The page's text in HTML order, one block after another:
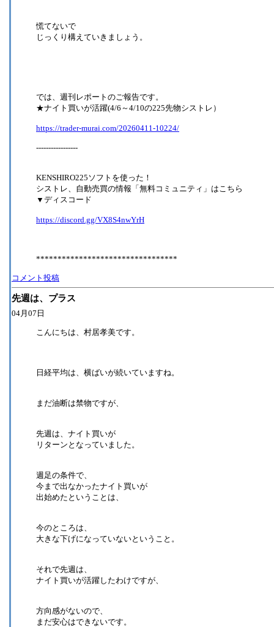
慌てないで
じっくり構えていきましょう。
では、週刊レポートのご報告です。
★ナイト買いが活躍(4/6～4/10の225先物シストレ）
https://trader-murai.com/20260411-10224/
-----------------
KENSHIRO225ソフトを使った！
シストレ、自動売買の情報「無料コミュニティ」はこちら
▼ディスコード
https://discord.gg/VX8S4nwYrH
*********************************
コメント投稿
先週は、プラス
04月07日
こんにちは、村居孝美です。
日経平均は、横ばいが続いていますね。
まだ油断は禁物ですが、
先週は、ナイト買いが
リターンとなっていました。
週足の条件で、
今まで出なかったナイト買いが
出始めたということは、
今のところは、
大きな下げになっていないということ。
それで先週は、
ナイト買いが活躍したわけですが、
方向感がないので、
まだ安心はできないです。